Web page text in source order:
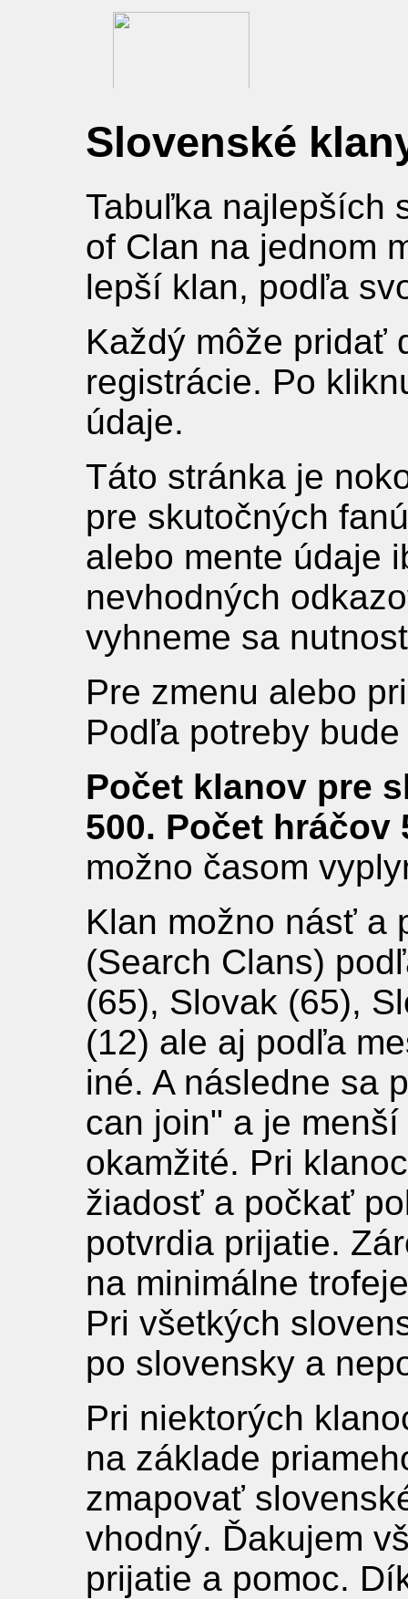
Slovenské
Tabuľka najlepších
of Clan na jednom
lepší klan, podľa
Každý môže pridať
registrácie. Po
údaje.
Táto stránka je
pre skutočných
alebo mente údaje
nevhodných
vyhneme sa
Pre zmenu alebo
Podľa potreby
Počet klanov pre
500. Počet hráčov
možno časom
Klan možno násť a
(Search Clans)
(65), Slovak (65),
(12) ale aj podľa
iné. A následne sa
can join" a je
okamžité. Pri
žiadosť a počkať
potvrdia prijatie.
na minimálne
Pri všetkých
po slovensky a
Pri niektorých
na základe
zmapovať
vhodný. Ďakujem
prijatie a pomoc.